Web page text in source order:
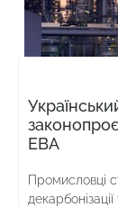
ЕВА
Промисловці